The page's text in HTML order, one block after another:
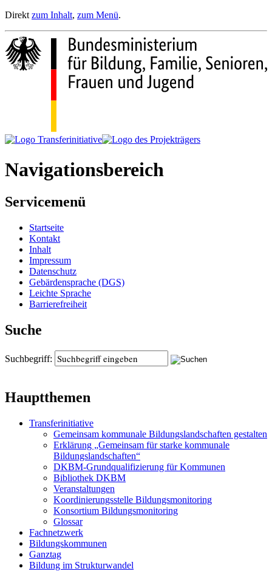
Direkt zum Inhalt, zum Menü.
Navigationsbereich
Servicemenü
Startseite
Kontakt
Inhalt
Impressum
Datenschutz
Gebärdensprache (DGS)
Leichte Sprache
Barrierefreiheit
Suche
Suchbegriff:
Hauptthemen
Transferinitiative
Gemeinsam kommunale Bildungslandschaften gestalten
Erklärung „Gemeinsam für starke kommunale
Bildungslandschaften“
DKBM-Grundqualifizierung für Kommunen
Bibliothek DKBM
Veranstaltungen
Koordinierungsstelle Bildungsmonitoring
Konsortium Bildungsmonitoring
Glossar
Fachnetzwerk
Bildungskommunen
Ganztag
Bildung im Strukturwandel